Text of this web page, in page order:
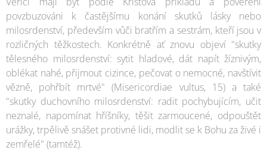
povzbuzováni k častějšímu konání skutků lásky nebo
milosrdenství, především vůči bratřím a sestrám, kteří jsou v
rozličných těžkostech. Konkrétně ať znovu objeví "skutky
tělesného milosrdenství: sytit hladové, dát napít žíznivým,
oblékat nahé, přijmout cizince, pečovat o nemocné, navštívit
vězně, pohřbít mrtvé" (Misericordiae vultus, 15) a také
"skutky duchovního milosrdenství: radit pochybujícím, učit
neznalé, napomínat hříšníky, těšit zarmoucené, odpouštět
urážky, trpělivě snášet protivné lidi, modlit se k Bohu za živé i
zemřelé" (tamtéž).